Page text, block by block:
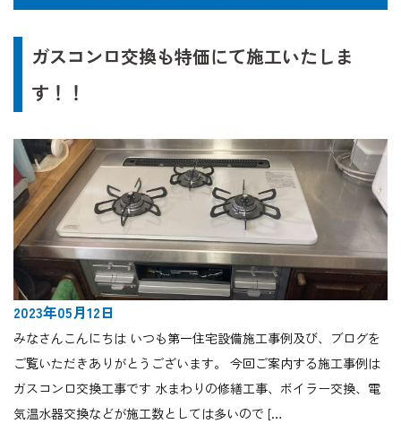
ガスコンロ交換も特価にて施工いたしま
す！！
2023年05月12日
みなさんこんにちは いつも第一住宅設備施工事例及び、ブログを
ご覧いただきありがとうございます。 今回ご案内する施工事例は
ガスコンロ交換工事です 水まわりの修繕工事、ボイラー交換、電
気温水器交換などが施工数としては多いので […